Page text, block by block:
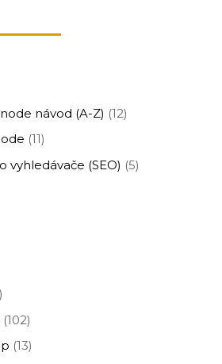
návod (A-Z) (12)
(11)
vyhledávače (SEO) (5)
(102)
(13)